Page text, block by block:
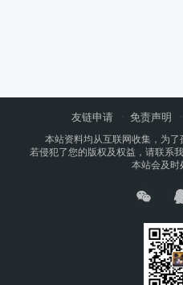
友链申请 免责声明
本站资料均从互联网收集，为了
若侵犯了您的版权及权益，请联系
本站会及时